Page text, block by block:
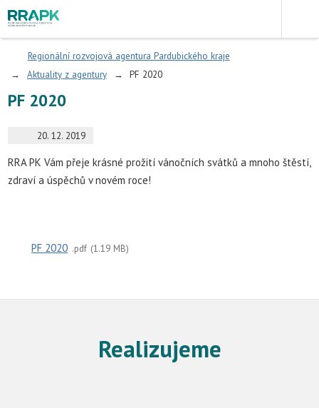
Regionální rozvojová agentura Pardubického kraje
Aktuality z agentury
PF 2020
PF 2020
20. 12. 2019
RRA PK Vám přeje krásné prožití vánočních svátků a mnoho štěstí,
zdraví a úspěchů v novém roce!
PF 2020 pdf 1.19 MB
Realizujeme